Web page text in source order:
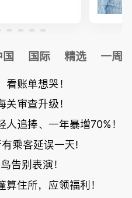
国 国际 精选 一周
账单想哭！
审查升级！
追捧、一年暴增70%！
乘客延误一天!
告别表演！
住所，应领福利！